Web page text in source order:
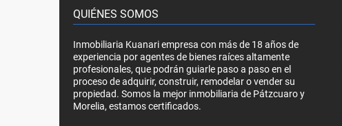
QUIÉNES SOMOS
Inmobiliaria Kuanari empresa con más de 18 años de
experiencia por agentes de bienes raíces altamente
profesionales, que podrán guiarle paso a paso en el
proceso de adquirir, construir, remodelar o vender su
propiedad. Somos la mejor inmobiliaria de Pátzcuaro y
Morelia, estamos certificados.